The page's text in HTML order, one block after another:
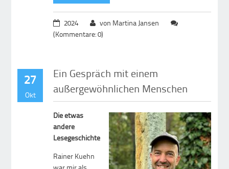
2024
von Martina Jansen
(Kommentare: 0)
27
Okt
Ein Gespräch mit einem
außergewöhnlichen Menschen
Die etwas
andere
Lesegeschichte
Rainer Kuehn